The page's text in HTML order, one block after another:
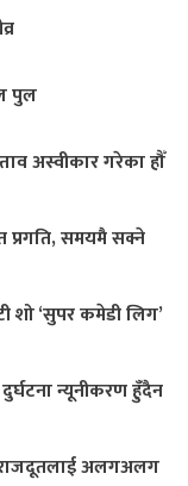
पुल
अस्वीकार गरेका हौँ
प्रगति, समयमै सक्ने
शो ‘सुपर कमेडी लिग’
न्यूनीकरण हुँदैन
राजदूतलाई अलगअलग